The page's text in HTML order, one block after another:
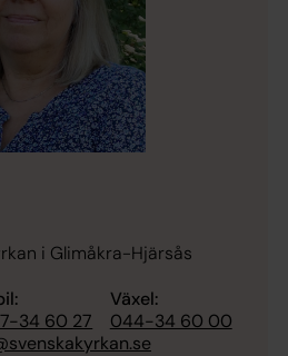
i Glimåkra-Hjärsås
34 60 27
Växel:
044-34 60 00